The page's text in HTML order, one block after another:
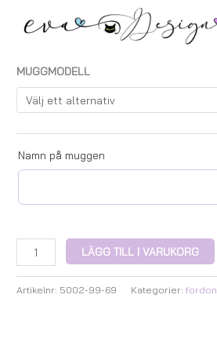
MUGGMODELL
Namn på muggen
LÄGG TILL I VARUKORG
Artikelnr: 5002-99-69 Kategorier:fordon